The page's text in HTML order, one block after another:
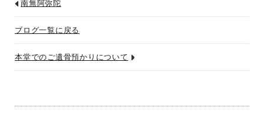
k
南無阿弥陀
ブログ一覧に戻る
本堂でのご遺骨預かりについて